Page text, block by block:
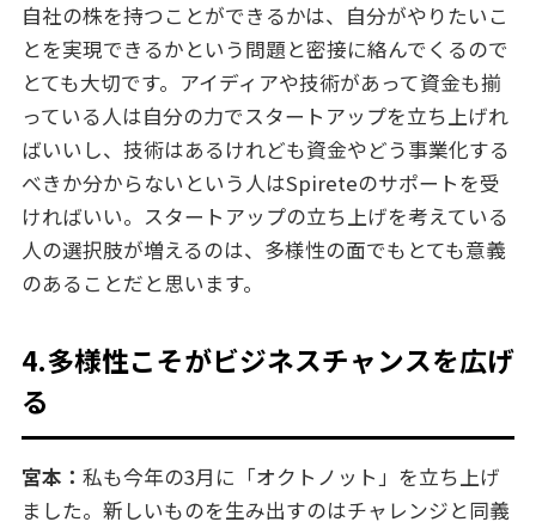
自社の株を持つことができるかは、自分がやりたいこ
とを実現できるかという問題と密接に絡んでくるので
とても大切です。アイディアや技術があって資金も揃
っている人は自分の力でスタートアップを立ち上げれ
ばいいし、技術はあるけれども資金やどう事業化する
べきか分からないという人はSpireteのサポートを受
ければいい。スタートアップの立ち上げを考えている
人の選択肢が増えるのは、多様性の面でもとても意義
のあることだと思います。
4.多様性こそがビジネスチャンスを広げ
る
宮本： 私も今年の3月に「オクトノット」を立ち上げ
ました。新しいものを生み出すのはチャレンジと同義